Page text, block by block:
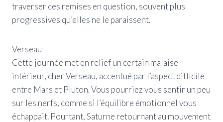
traverser ces remises en question, souvent plus
progressives qu’elles ne le paraissent.
Verseau
Cette journée met en relief un certain malaise
intérieur, cher Verseau, accentué par l’aspect difficile
entre Mars et Pluton. Vous pourriez vous sentir un peu
sur les nerfs, comme si l’équilibre émotionnel vous
échappait. Pourtant, Saturne retournant au mouvement